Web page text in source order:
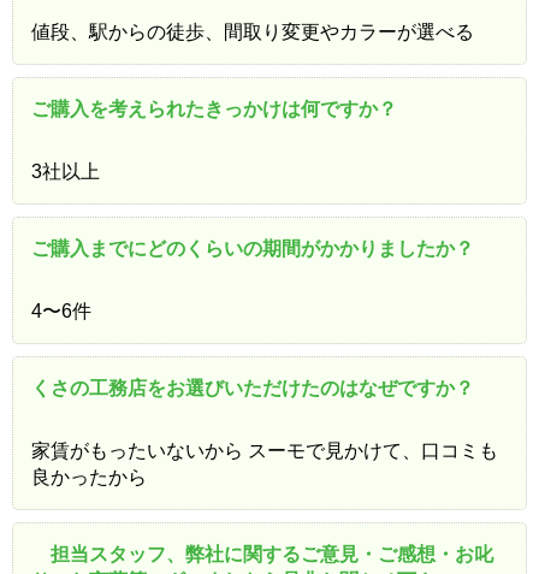
値段、駅からの徒歩、間取り変更やカラーが選べる
ご購入を考えられたきっかけは何ですか？
3社以上
ご購入までにどのくらいの期間がかかりましたか？
4〜6件
くさの工務店をお選びいただけたのはなぜですか？
家賃がもったいないから スーモで見かけて、口コミも
良かったから
担当スタッフ、弊社に関するご意見・ご感想・お叱